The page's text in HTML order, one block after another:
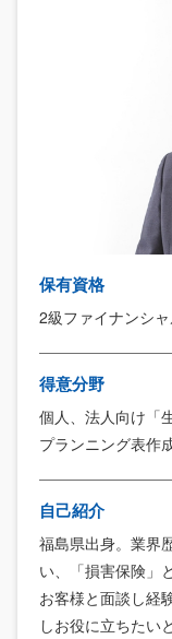
保有資格
2級ファイナンシ
得意分野
個人、法人向け「
プランニング表作
自己紹介
福島県出身。業界
い、「損害保険」
お客様と面談し経
しお役に立ちたい